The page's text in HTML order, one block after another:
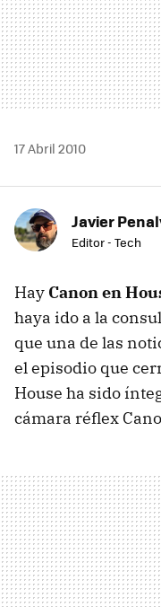
17 Abril 2010
Javier
Editor - Tech
Hay Canon en
haya ido a la
que una de las
el episodio que
House ha sido
cámara réflex